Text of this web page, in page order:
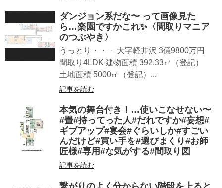
ダンジョン系だな〜 って画像見た
ら…楽園ですかこれ✨〈間取りマニア
のつぶやき〉
うっとり・・・ 大字軽井沢 3億9800万円
間取り4LDK 建物面積 392.33㎡（登記）
土地面積 5000㎡（登記）...
記事を読む
本気の舞台付き！…使いこなせない〜
#畳#持ってった人#だれですか#妄想#
ギブアップ#宴会#ぐらいしか#すごい
んだけど#買い手を#選びまくり#お師
匠様#専用#な気がする#間取り図
記事を読む
繋がりのよく分からない階段を上ると